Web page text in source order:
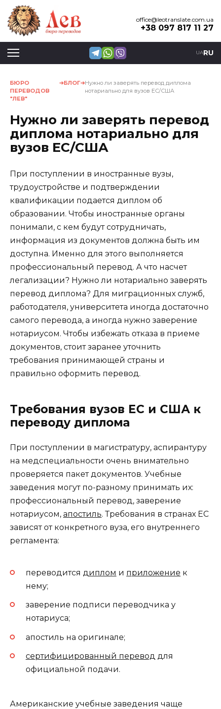
Перейти
содержанию
office@leotranslate.com.ua
+38 097 817 11 27
UARU
БЮРО
ПЕРЕВОДОВ
"ЛЕВ"
БЛОГ
Нужно ли заверять перевод диплома
нотариально для вузов ЕС/США
Нужно ли заверять перевод
диплома нотариально для
вузов ЕС/США
При поступлении в иностранные вузы,
трудоустройстве и подтверждении
квалификации подается диплом об
образовании. Чтобы иностранные органы
понимали, с кем будут сотрудничать,
информация из документов должна быть им
доступна. Именно для этого выполняется
профессиональный перевод. А что насчет
легализации? Нужно ли нотариально заверять
перевод диплома? Для миграционных служб,
работодателя, университета иногда достаточно
самого перевода, а иногда нужно заверение
нотариусом. Чтобы избежать отказа в приеме
документов, стоит заранее уточнить
требования принимающей страны и
правильно оформить перевод.
Требования вузов ЕС и США к
переводу диплома
При поступлении в магистратуру, аспирантуру
на медспециальности очень внимательно
проверяется пакет документов. Учебные
заведения могут по-разному принимать их:
профессиональный перевод, заверение
нотариусом, апостиль. Требования в странах ЕС
зависят от конкретного вуза, его внутреннего
регламента:
переводится диплом и приложение к
нему;
заверение подписи переводчика у
нотариуса;
апостиль на оригинале;
сертифицированный перевод для
официальной подачи.
Американские учебные заведения чаще